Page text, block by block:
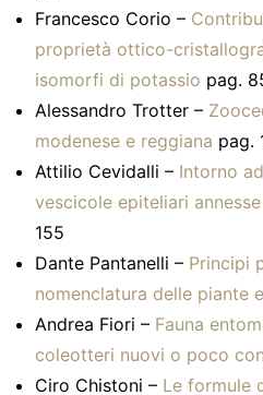
Francesco Corio –
proprietà ottico-
isomorfi di potassio pag.
Alessandro Trotter –
modenese e reggiana pag.
Attilio Cevidalli – Intorno
vescicole epiteliari
155
Dante Pantanelli – Principi
nomenclatura delle piante
Andrea Fiori – Fauna
coleotteri nuovi o poco
Ciro Chistoni – Le formule